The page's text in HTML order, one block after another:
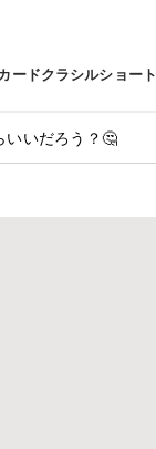
ードクラシルショート
いいだろう？🤔